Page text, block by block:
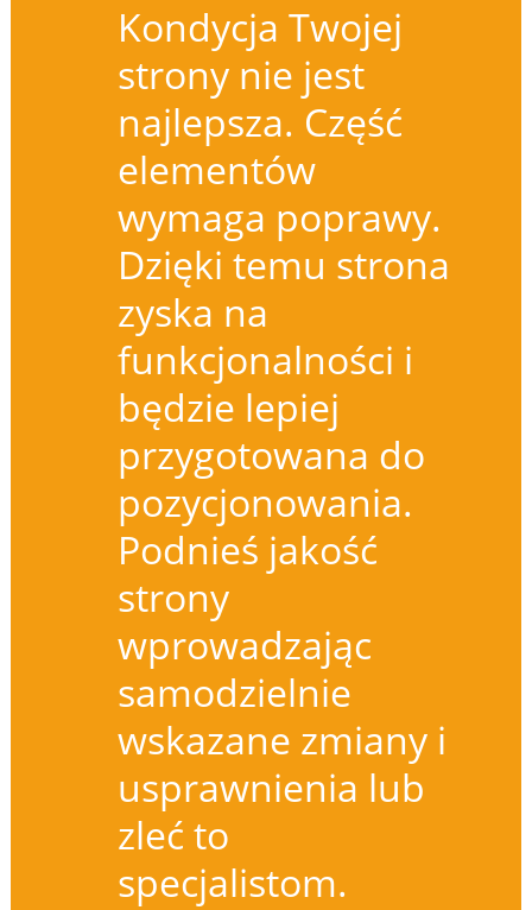
Kondycja Twojej
strony nie jest
najlepsza. Część
elementów
wymaga poprawy.
Dzięki temu strona
zyska na
funkcjonalności i
będzie lepiej
przygotowana do
pozycjonowania.
Podnieś jakość
strony
wprowadzając
samodzielnie
wskazane zmiany i
usprawnienia lub
zleć to
specjalistom.